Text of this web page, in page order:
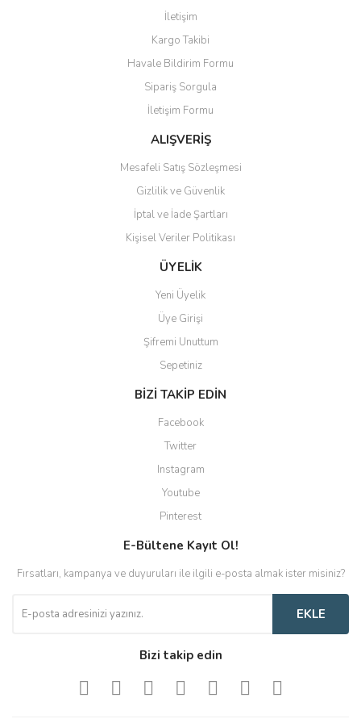
Yorum Yaz
Ürün resmi kalitesiz, bozuk veya görüntülenemiyor.
Ürün açıklamasında eksik bilgiler bulunuyor.
Ürün bilgilerinde hatalar bulunuyor.
Ürün fiyatı diğer sitelerden daha pahalı.
Bu ürüne benzer farklı alternatifler olmalı.
Gönder
İletişim
Kargo Takibi
Havale Bildirim Formu
Sipariş Sorgula
İletişim Formu
ALIŞVERİŞ
Mesafeli Satış Sözleşmesi
Gizlilik ve Güvenlik
İptal ve İade Şartları
Kişisel Veriler Politikası
ÜYELİK
Yeni Üyelik
Üye Girişi
Şifremi Unuttum
Sepetiniz
BİZİ TAKİP EDİN
Facebook
Twitter
Instagram
Youtube
Pinterest
E-Bültene Kayıt Ol!
Fırsatları, kampanya ve duyuruları ile ilgili e-posta almak ister misiniz?
EKLE
Bizi takip edin